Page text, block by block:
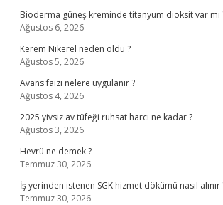
Bioderma güneş kreminde titanyum dioksit var mı
Ağustos 6, 2026
Kerem Nikerel neden öldü ?
Ağustos 5, 2026
Avans faizi nelere uygulanır ?
Ağustos 4, 2026
2025 yivsiz av tüfeği ruhsat harcı ne kadar ?
Ağustos 3, 2026
Hevrü ne demek ?
Temmuz 30, 2026
İş yerinden istenen SGK hizmet dökümü nasıl alınır
Temmuz 30, 2026